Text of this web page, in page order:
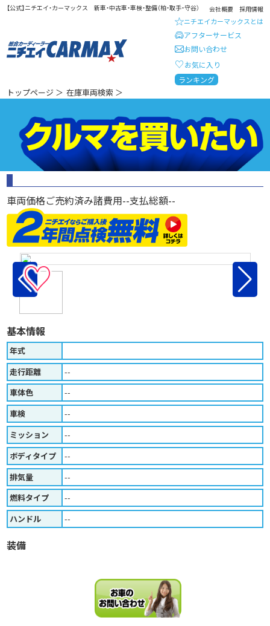
【公式】ニチエイ・カーマックス 新車・中古車・車検・整備（柏・取手・守谷） 会社概要 採用情報
総合カーディーラー ニチエイ・
ニチエイカーマックスとは
アフターサービス
お問い合わせ
お気に入り
ランキング
トップページ ＞ 在庫車両検索 ＞
車両価格ご売約済み諸費用--支払総額--
♡
基本情報
年式
走行距離
--
車体色
--
車検
--
ミッション
--
ボディタイプ
--
排気量
--
燃料タイプ
--
ハンドル
--
装備